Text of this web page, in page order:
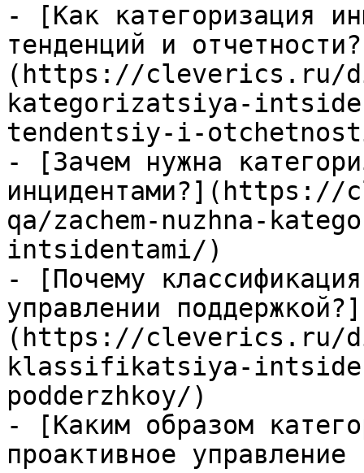
- [Как категоризация
тенденций и
(https://cleverics.ru/
kategorizatsiya-
tendentsiy-i-
- [Зачем нужна
qa/zachem-nuzhna-
intsidentami/)
- [Почему
управлении поддержкой?]
(https://cleverics.ru/
klassifikatsiya-
podderzhkoy/)
- [Каким образом
проактивное управление